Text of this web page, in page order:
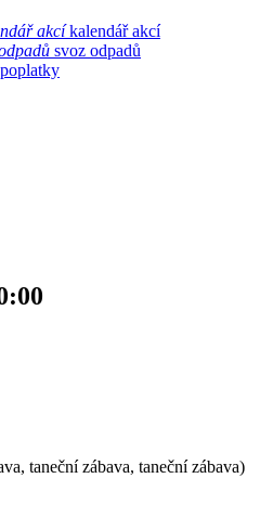
kalendář akcí
svoz odpadů
poplatky
taneční zábava, taneční zábava)